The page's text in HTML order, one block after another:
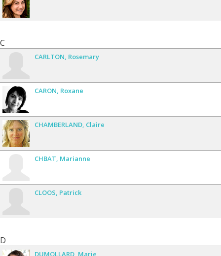
C
CARLTON Rosemary
CARON Roxane
CHAMBERLAND Claire
CHBAT Marianne
CLOOS Patrick
D
DUMOLLARD Marie